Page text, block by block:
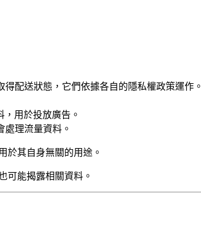
配送狀態，它們依據各自的隱私權政策運作
用於投放廣告。
理流量資料。
於其自身無關的用途。
可能揭露相關資料。